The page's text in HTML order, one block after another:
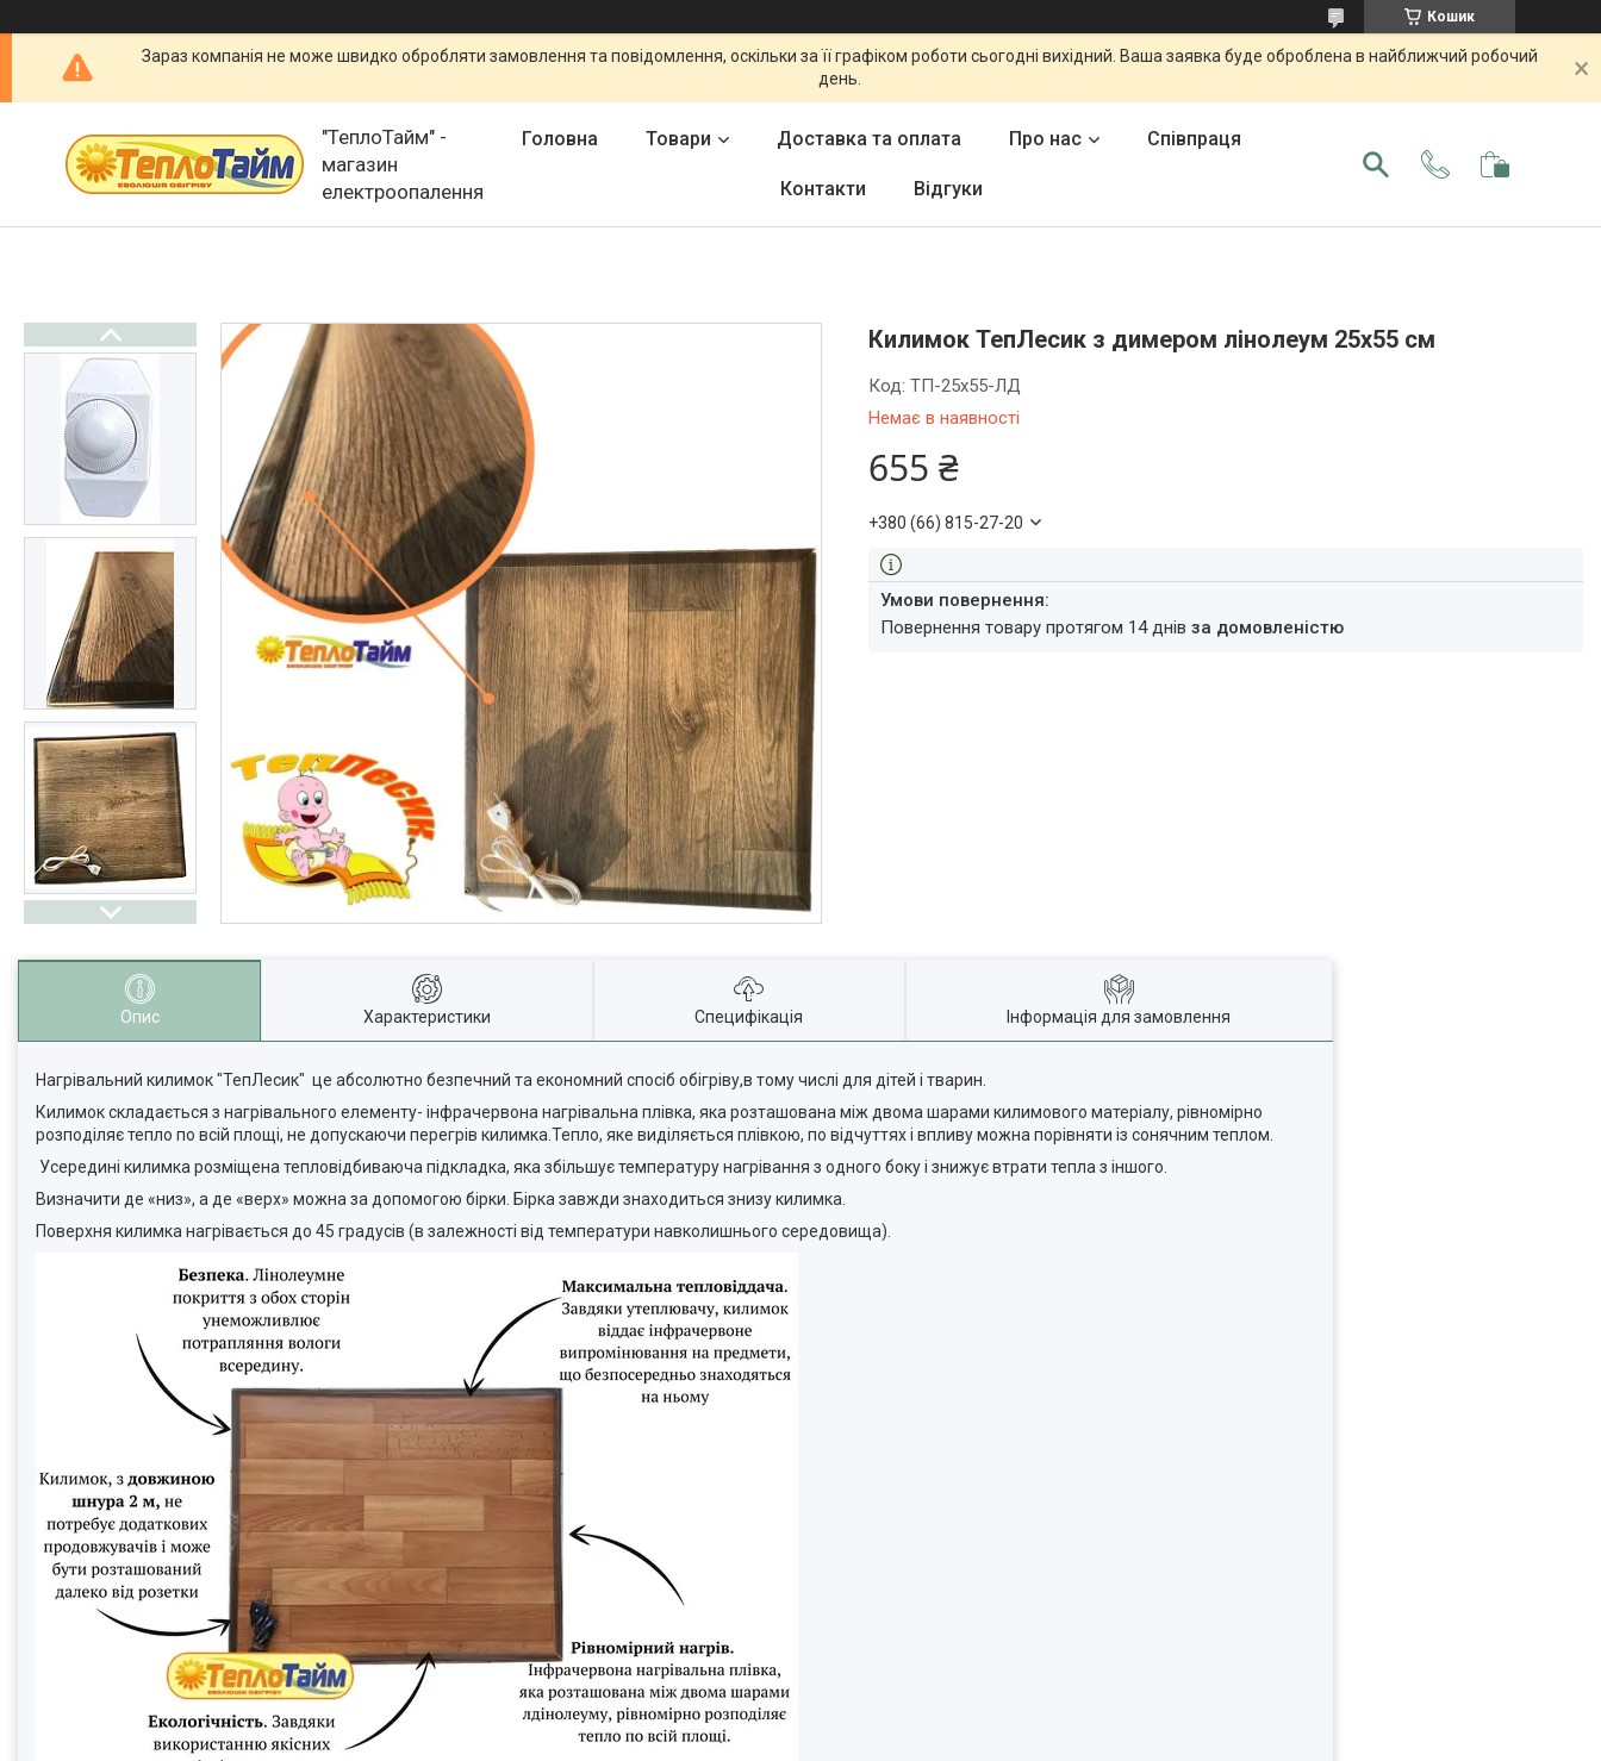
Кошик
Зараз компанія не може швидко обробляти замовлення та повідомлення, оскільки за її графіком роботи сьогодні вихідний. Ваша заявка буде оброблена в найближчий робочий
день.
"ТеплоТайм" -
магазин
електроопалення
Головна Товари Доставка та оплата Про нас Співпраця
Контакти Відгуки
Килимок ТепЛесик з димером лінолеум 25х55 см
Немає в наявності
Код:ТП-25х55-ЛД
655 ₴
+380 (66) 815-27-20
повернення товару протягом 14 днівза домовленістю
Опис Характеристики Специфікація Інформація для замовлення
Нагрівальний килимок "ТепЛесик" це абсолютно безпечний та економний спосіб обігріву,в тому числі для дітей і тварин.
Килимок складається з нагрівального елементу- інфрачервона нагрівальна плівка, яка розташована між двома шарами килимового матеріалу, рівномірно
розподіляє тепло по всій площі, не допускаючи перегрів килимка.Тепло, яке виділяється плівкою, по відчуттях і впливу можна порівняти із сонячним теплом.
Усередині килимка розміщена тепловідбиваюча підкладка, яка збільшує температуру нагрівання з одного боку і знижує втрати тепла з іншого.
Визначити де «низ», а де «верх» можна за допомогою бірки. Бірка завжди знаходиться знизу килимка.
Поверхня килимка нагрівається до 45 градусів (в залежності від температури навколишнього середовища).